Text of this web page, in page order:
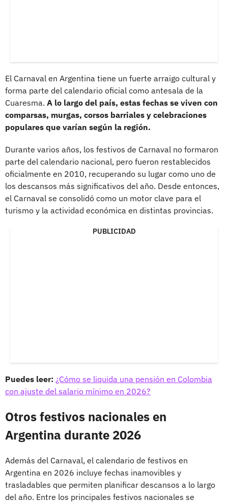
El Carnaval en Argentina tiene un fuerte arraigo cultural y
forma parte del calendario oficial como antesala de la
Cuaresma. A lo largo del país, estas fechas se viven con
comparsas, murgas, corsos barriales y celebraciones
populares que varían según la región.
Durante varios años, los festivos de Carnaval no formaron
parte del calendario nacional, pero fueron restablecidos
oficialmente en 2010, recuperando su lugar como uno de
los descansos más significativos del año. Desde entonces,
el Carnaval se consolidó como un motor clave para el
turismo y la actividad económica en distintas provincias.
PUBLICIDAD
Puedes leer: ¿Cómo se liquida una pensión en Colombia
con ajuste del salario mínimo en 2026?
Otros festivos nacionales en
Argentina durante 2026
Además del Carnaval, el calendario de festivos en
Argentina en 2026 incluye fechas inamovibles y
trasladables que permiten planificar descansos a lo largo
del año. Entre los principales festivos nacionales se